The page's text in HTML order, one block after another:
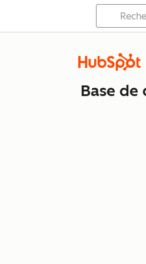
Base de